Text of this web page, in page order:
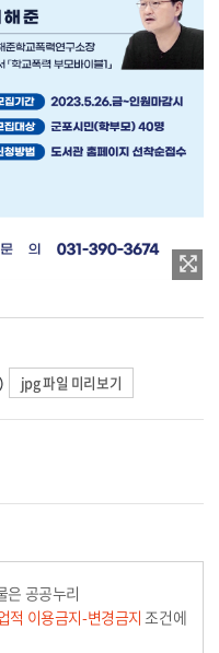
jpg 파일 미리보기
은 공공누리
적 이용금지-변경금지 조건에